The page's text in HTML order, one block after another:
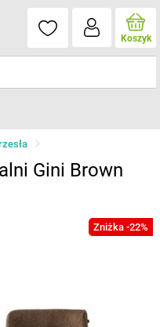
Koszyk
Gini Brown
Zniżka -22%